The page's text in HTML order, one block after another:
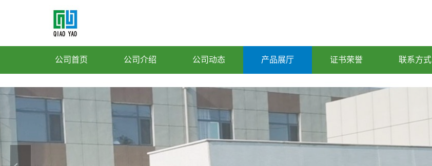
公司首页 公司介绍 公司动态 产品展厅 证书荣誉 联系方式